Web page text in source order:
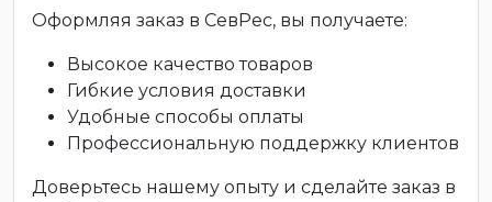
Оформляя заказ в СевРес, вы получаете:
Высокое качество товаров
Гибкие условия доставки
Удобные способы оплаты
Профессиональную поддержку клиентов
Доверьтесь нашему опыту и сделайте заказ в